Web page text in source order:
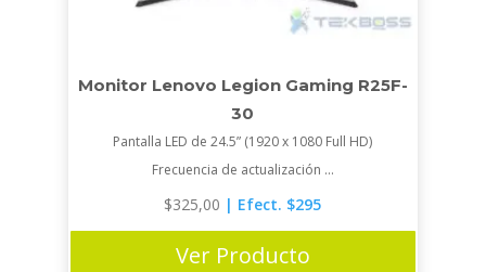
Monitor Lenovo Legion Gaming R25F-
30
Pantalla LED de 24.5” (1920 x 1080 Full HD)
Frecuencia de actualización ...
$325,00 | Efect. $295
Ver Producto